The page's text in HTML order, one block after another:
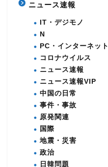
ニュース速報
IT・デジモノ
N
PC・インターネット
コロナウイルス
ニュース速報
ニュース速報VIP
中国の日常
事件・事故
原発関連
国際
地震・災害
政治
日韓問題